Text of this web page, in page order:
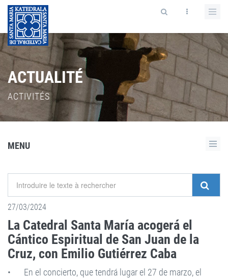
ACTUALITÉ
ACTIVITÉS
MENU
27/03/2024
La Catedral Santa María acogerá el
Cántico Espiritual de San Juan de la
Cruz, con Emilio Gutiérrez Caba
•
En el concierto, que tendrá lugar el 27 de marzo, el